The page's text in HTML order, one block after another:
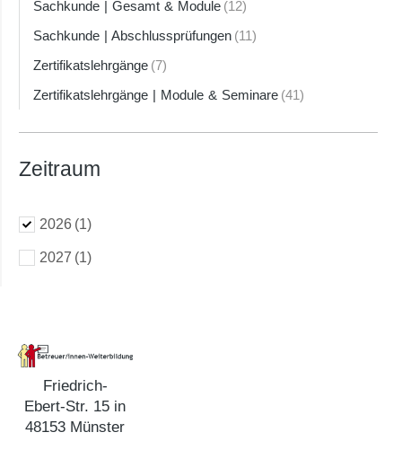
Sachkunde | Gesamt & Module (12)
Sachkunde | Abschlussprüfungen (11)
Zertifikatslehrgänge (7)
Zertifikatslehrgänge | Module & Seminare (41)
Zeitraum
2026 (1)
2027 (1)
Friedrich-
Ebert-Str. 15 in
48153 Münster